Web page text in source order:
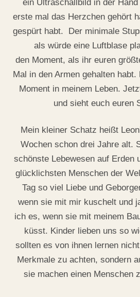
ein Ultraschallbild in der
erste mal das Herzchen gehört
gespürt habt. Der minimale
als würde eine Luftblase
den Moment, als ihr euren
Mal in den Armen gehalten
Moment in meinem Leben.
und sieht euch euren
Mein kleiner Schatz heißt
Wochen schon drei Jahre alt.
schönste Lebewesen auf Erden
glücklichsten Menschen der
Tag so viel Liebe und
wenn sie mit mir kuschelt und
ich es, wenn sie mit meinem
küsst. Kinder lieben uns so
sollten es von ihnen lernen
Merkmale zu achten, sondern
sie machen einen Menschen